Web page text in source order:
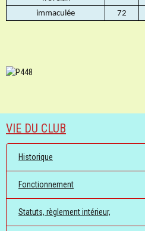
immaculée
72
VIE DU CLUB
Historique
Fonctionnement
Statuts, règlement intérieur,